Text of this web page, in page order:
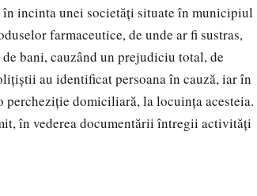
incinta unei societăți situate în municipiul
farmaceutice, de unde ar fi sustras,
bani, cauzând un prejudiciu total, de
au identificat persoana în cauză, iar în
domiciliară, la locuința acesteia.
în vederea documentării întregii activități